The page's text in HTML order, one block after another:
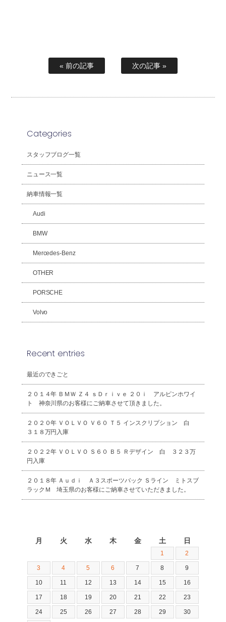
« 前の記事 次の記事 »
Categories
スタッフブログ一覧
ニュース一覧
納車情報一覧
Audi
BMW
Mercedes-Benz
OTHER
PORSCHE
Volvo
Recent entries
最近のできごと
２０１４年 ＢＭＷ Ｚ４ ｓＤｒｉｖｅ ２０ｉ アルピンホワイ
ト 神奈川県のお客様にご納車させて頂きました。
２０２０年 ＶＯＬＶＯ Ｖ６０ Ｔ５ インスクリプション 白
３１８万円入庫
２０２２年 ＶＯＬＶＯ Ｓ６０ Ｂ５ Ｒデザイン 白 ３２３万
円入庫
２０１８年 Ａｕｄｉ Ａ３スポーツバック Ｓライン ミトスブ
ラックＭ 埼玉県のお客様にご納車させていただきました。
月 火 水 木 金 土 日
1 2
3 4 5 6 7 8 9
10 11 12 13 14 15 16
17 18 19 20 21 22 23
24 25 26 27 28 29 30